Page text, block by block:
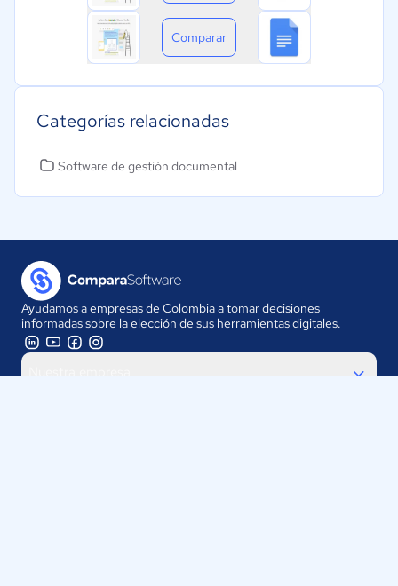
Comparar
Categorías relacionadas
Software de gestión documental
Ayudamos a empresas de Colombia a tomar decisiones
informadas sobre la elección de sus herramientas digitales.